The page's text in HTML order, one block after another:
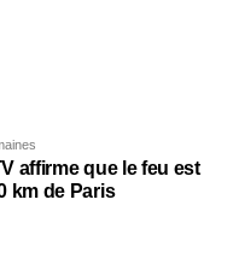
affirme que le feu est
km de Paris